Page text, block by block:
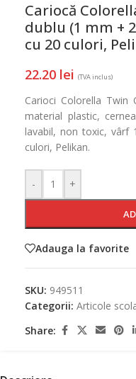
Cariocă
dublu (1 mm +
cu 20 culori,
22.20 lei (TVA inclus)
Carioci Colorella Twin
material plastic,
lavabil, non toxic,
culori, Pelikan.
- +
Adauga la favorite
SKU: 949511
Categorii: Articole
Share: